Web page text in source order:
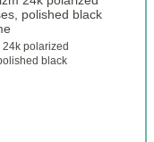
24k polarized
black